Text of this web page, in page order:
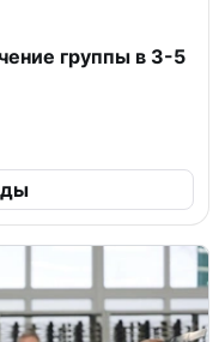
группы в 3-5